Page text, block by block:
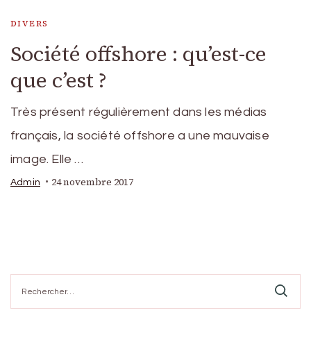
DIVERS
Société offshore : qu’est-ce
que c’est ?
Très présent régulièrement dans les médias
français, la société offshore a une mauvaise
image. Elle …
Admin 24 novembre 2017